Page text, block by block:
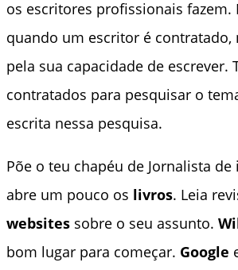
os escritores profissionais fazem.
quando um escritor é contratado,
pela sua capacidade de escrever.
contratados para pesquisar o
escrita nessa pesquisa.
Põe o teu chapéu de Jornalista de
abre um pouco os livros. Leia
websites sobre o seu assunto.
bom lugar para começar. Google